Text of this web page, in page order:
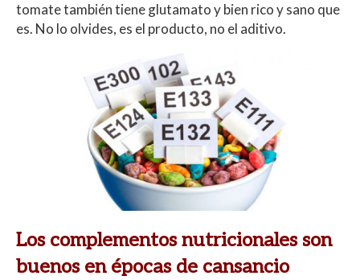
tomate también tiene glutamato y bien rico y sano que
es. No lo olvides, es el producto, no el aditivo.
Los complementos nutricionales son
buenos en épocas de cansancio